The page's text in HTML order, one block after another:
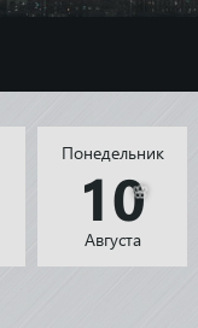
🌸
Понедельник
10
Августа